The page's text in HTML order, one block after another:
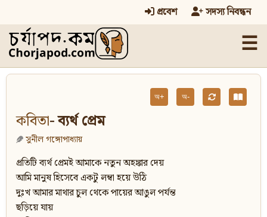
প্রবেশ সদস্য নিবন্ধন
☰
অ+ অ-
কবিতা- ব্যর্থ প্রেম
সুনীল গঙ্গোপাধ্যায়
প্রতিটি ব্যর্থ প্রেমই আমাকে নতুন অহঙ্কার দেয়
আমি মানুষ হিসেবে একটু লম্বা হয়ে উঠি
দুঃখ আমার মাথার চুল থেকে পায়ের আঙুল পর্যন্ত
ছড়িয়ে যায়